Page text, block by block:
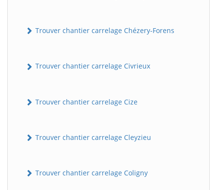
Trouver chantier carrelage Chézery-Forens
Trouver chantier carrelage Civrieux
Trouver chantier carrelage Cize
Trouver chantier carrelage Cleyzieu
Trouver chantier carrelage Coligny